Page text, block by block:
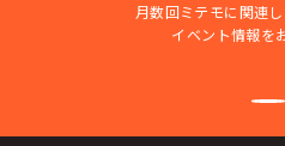
月数回ミテモに関連
イベント情報を